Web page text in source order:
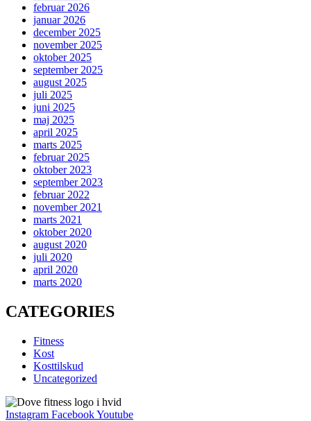
februar 2026
januar 2026
december 2025
november 2025
oktober 2025
september 2025
august 2025
juli 2025
juni 2025
maj 2025
april 2025
marts 2025
februar 2025
oktober 2023
september 2023
februar 2022
november 2021
marts 2021
oktober 2020
august 2020
juli 2020
april 2020
marts 2020
CATEGORIES
Fitness
Kost
Kosttilskud
Uncategorized
Instagram FacebookYoutube